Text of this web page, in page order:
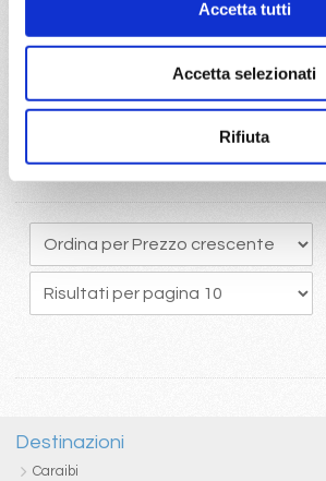
Accetta tutti
Accetta selezionati
Rifiuta
che comprende una ottima selezione di
analcoliche calde e fredde
Destinazioni
Caraibi